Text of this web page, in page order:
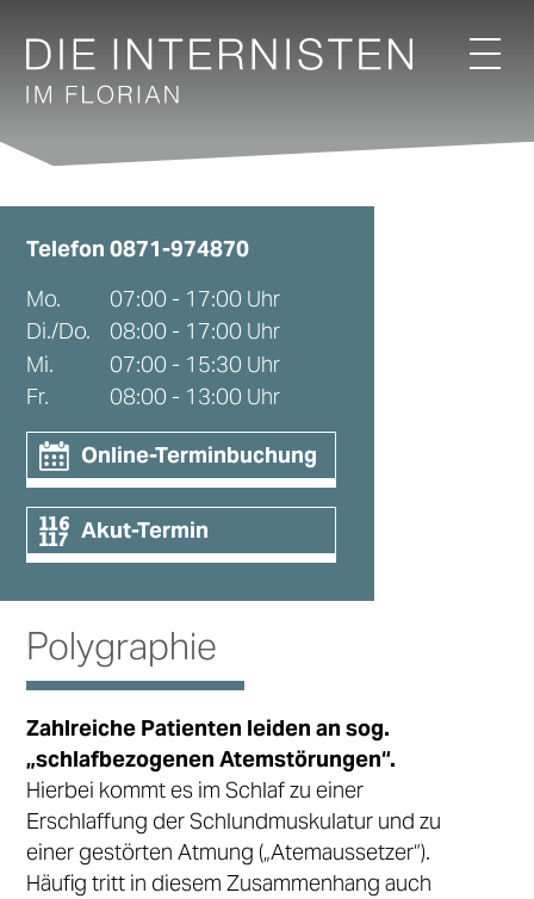
Telefon0871-974870
Mo.
07:00 - 17:00 Uhr
Di./Do.
08:00 - 17:00 Uhr
Mi.
07:00 - 15:30 Uhr
Fr.
08:00 - 13:00 Uhr
Online-Terminbuchung
Akut-Termin
Polygraphie
Zahlreiche Patienten leiden an sog.
„schlafbezogenen Atemstörungen“.
Hierbei kommt es im Schlaf zu einer
Erschlaffung der Schlundmuskulatur und zu
einer gestörten Atmung („Atemaussetzer“).
Häufig tritt in diesem Zusammenhang auch